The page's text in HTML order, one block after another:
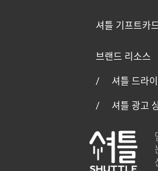
셔틀 기프트카
브랜드 리소스
셔틀 드라
셔틀 광고